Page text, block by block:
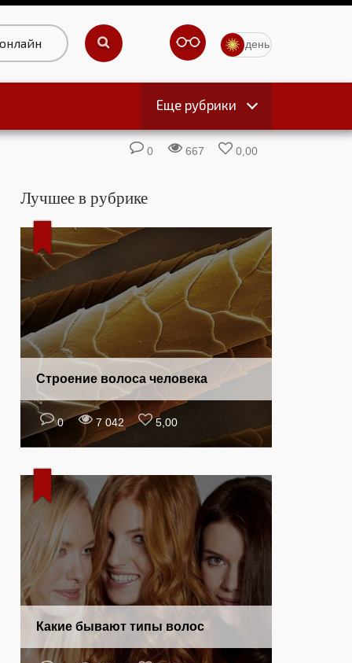
день
Еще рубрики
0 667 0,00
Лучшее в рубрике
0 7 042 5,00
Строение волоса человека
Какие бывают типы волос